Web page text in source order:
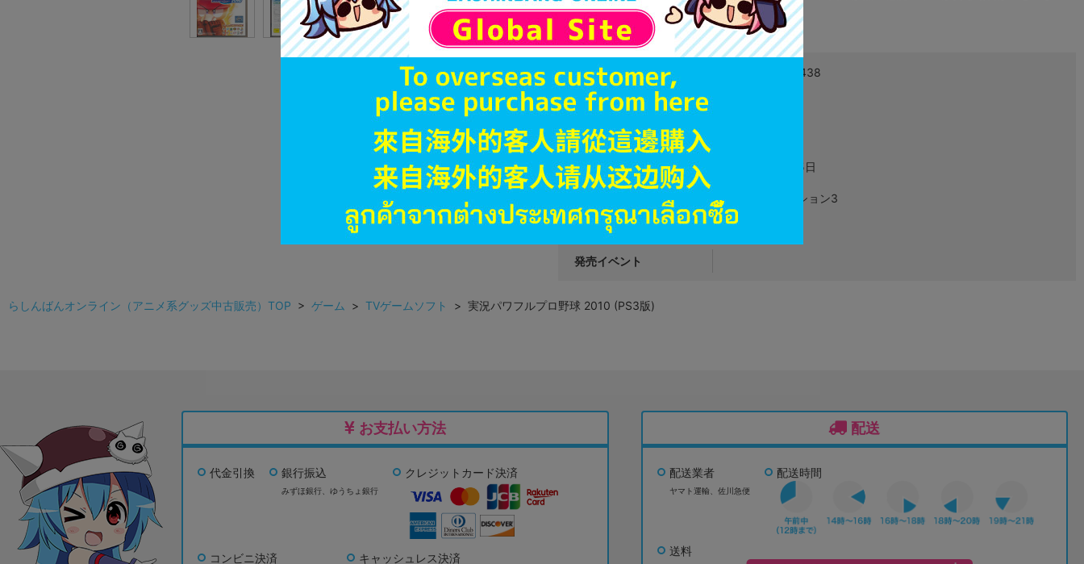
す。
※詳細につきましてはコチラ
JANコード 4988602150438
商品番号
商品カテゴリ
発売日 2010年07月15日
プレイステーション3
型番 BLJM-60243
発売イベント
らしんばんオンライン（アニメ系グッズ中古販売）TOP > ゲーム > TVゲームソフト > 実況パワフルプロ野球 2010 (PS3版)
お支払い方法
代金引換 銀行振込
みずほ銀行、 ゆうちょ銀行
クレジットカード決済
コンビニ決済 キャッシュレス決済
配送
配送業者
ヤマト運輸、佐川急便
配送時間
送料